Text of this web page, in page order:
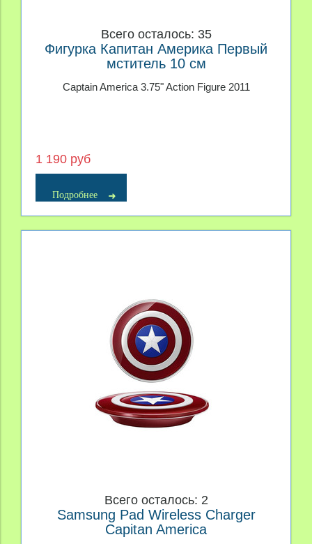
Всего осталось: 35
Фигурка Капитан Америка Первый
мститель 10 см
Captain America 3.75" Action Figure 2011
1 190 руб
Подробнее
Всего осталось: 2
Samsung Pad Wireless Charger
Capitan America